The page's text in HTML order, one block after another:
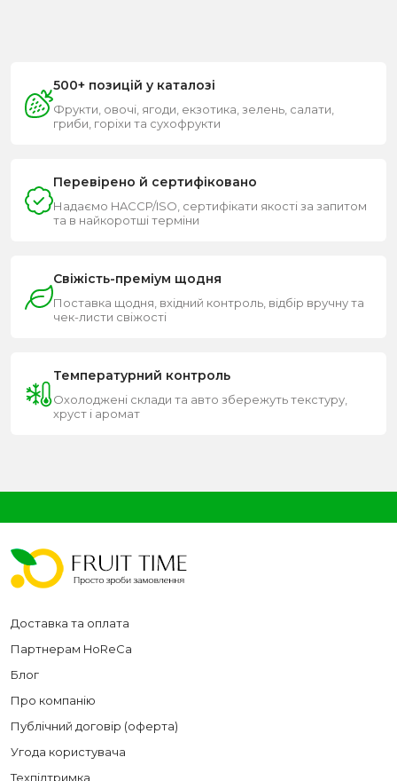
500+ позицій у каталозі
Фрукти, овочі, ягоди, екзотика, зелень, салати,
гриби, горіхи та сухофрукти
Перевірено й сертифіковано
Надаємо HACCP/ISO, сертифікати якості за запитом
та в найкоротші терміни
Свіжість-преміум щодня
Поставка щодня, вхідний контроль, відбір вручну та
чек-листи свіжості
Температурний контроль
Охолоджені склади та авто збережуть текстуру,
хруст і аромат
Доставка та оплата
Партнерам HoReCa
Блог
Про компанію
Публічний договір (оферта)
Угода користувача
Техпідтримка